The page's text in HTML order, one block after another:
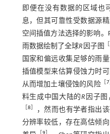
即便在没有数据的区域也
息，但其可靠性受数据源
空间插值方法选择的影响。
雨数据绘制了全球R 因子图 ［
国家和偏远收集足够的雨
插值模型来估算侵蚀力时
从而增加土壤侵蚀的风险［ 7
料生成中国大陆的R 因子
［8
，然而也有学者指出
分辨率较低，存在高估倾